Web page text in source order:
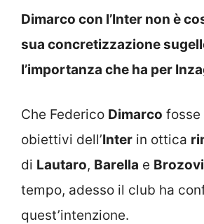
Dimarco con l’Inter non è
sua concretizzazione
l’importanza che ha per
Che Federico Dimarco fosse
obiettivi dell’Inter in ottica
di Lautaro, Barella e
tempo, adesso il club ha
quest’intenzione.